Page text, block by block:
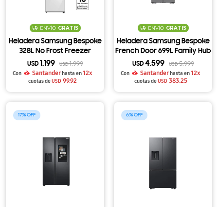
ENVÍO GRATIS
Heladera Samsung Bespoke
328L No Frost Freezer
Inferior SpaceMax
RB33A307012 - White
USD 1.199 USD1.999
Con
Santanderhasta en12x
cuotas deUSD 99.92
ENVÍO GRATIS
Heladera Samsung Bespoke
French Door 699L Family Hub
32" con FlexZone y
Dispensador RF29DB9950QD
USD 4.599 USD5.999
Con
Santanderhasta en12x
cuotas deUSD 383.25
17 6